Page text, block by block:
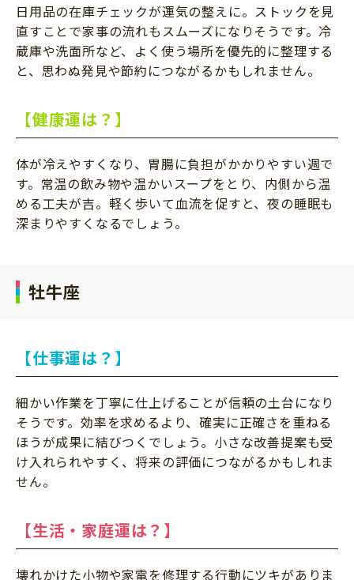
日用品の在庫チェックが運気の整えに。ストックを見
直すことで家事の流れもスムーズになりそうです。冷
蔵庫や洗面所など、よく使う場所を優先的に整理する
と、思わぬ発見や節約につながるかもしれません。
【健康運は？】
体が冷えやすくなり、胃腸に負担がかかりやすい週で
す。常温の飲み物や温かいスープをとり、内側から温
める工夫が吉。軽く歩いて血流を促すと、夜の睡眠も
深まりやすくなるでしょう。
牡牛座
【仕事運は？】
細かい作業を丁寧に仕上げることが信頼の土台になり
そうです。効率を求めるより、確実に正確さを重ねる
ほうが成果に結びつくでしょう。小さな改善提案も受
け入れられやすく、将来の評価につながるかもしれま
せん。
【生活・家庭運は？】
壊れかけた小物や家電を修理する行動にツキがありま